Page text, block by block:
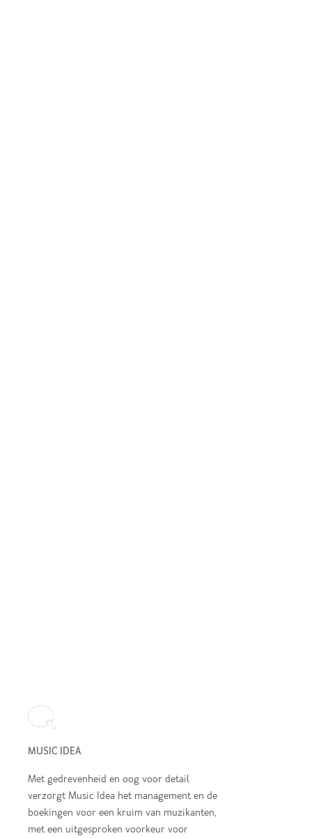
MUSIC IDEA
Met gedrevenheid en oog voor detail
verzorgt Music Idea het management en de
boekingen voor een kruim van muzikanten,
met een uitgesproken voorkeur voor